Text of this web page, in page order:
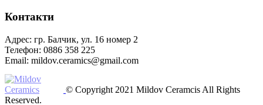
Контакти
Адрес: гр. Балчик, ул. 16 номер 2
Телефон: 0886 358 225
Email: mildov.ceramics@gmail.com
© Copyright 2021 Mildov Ceramcis All Rights
Reserved.